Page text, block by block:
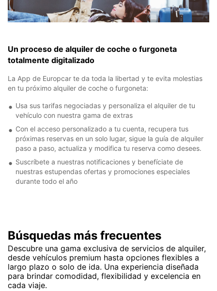
Un proceso de alquiler de coche o furgoneta
totalmente digitalizado
La App de Europcar te da toda la libertad y te evita molestias
en tu próximo alquiler de coche o furgoneta:
Usa sus tarifas negociadas y personaliza el alquiler de tu
vehículo con nuestra gama de extras
Con el acceso personalizado a tu cuenta, recupera tus
próximas reservas en un solo lugar, sigue la guía de alquiler
paso a paso, actualiza y modifica tu reserva como desees.
Suscríbete a nuestras notificaciones y benefíciate de
nuestras estupendas ofertas y promociones especiales
durante todo el año
Búsquedas más frecuentes
Descubre una gama exclusiva de servicios de alquiler,
desde vehículos premium hasta opciones flexibles a
largo plazo o solo de ida. Una experiencia diseñada
para brindar comodidad, flexibilidad y excelencia en
cada viaje.